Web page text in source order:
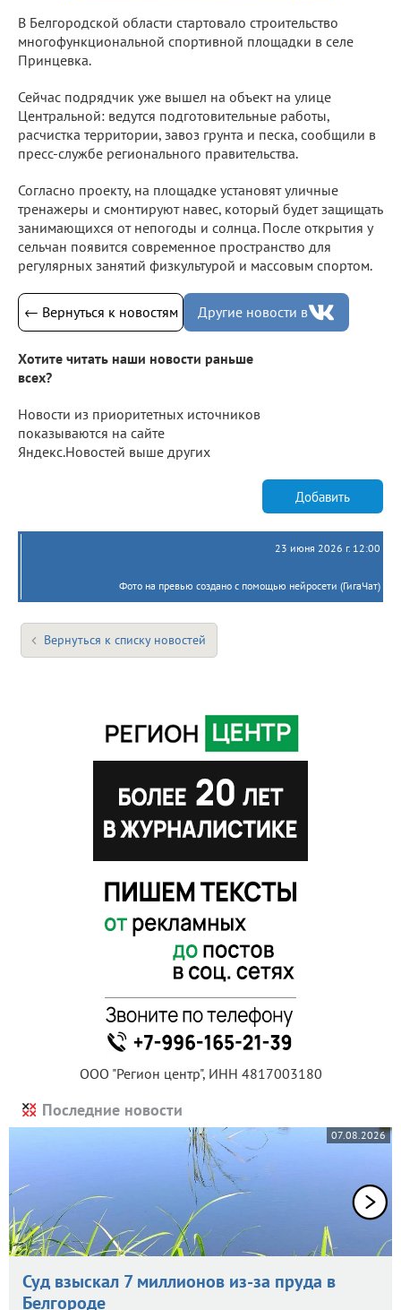
В Белгородской области стартовало строительство
многофункциональной спортивной площадки в селе
Принцевка.
Сейчас подрядчик уже вышел на объект на улице
Центральной: ведутся подготовительные работы,
расчистка территории, завоз грунта и песка, сообщили в
пресс-службе регионального правительства.
Согласно проекту, на площадке установят уличные
тренажеры и смонтируют навес, который будет защищать
занимающихся от непогоды и солнца. После открытия у
сельчан появится современное пространство для
регулярных занятий физкультурой и массовым спортом.
← Вернуться к новостям Другие новости в
Хотите читать наши новости раньше
всех?
Новости из приоритетных источников
показываются на сайте
Яндекс.Новостей выше других
Добавить
23 июня 2026 г. 12:00
Фото на превью создано с помощью нейросети (ГигаЧат)
Вернуться к списку новостей
ООО "Регион центр", ИНН 4817003180
Последние новости
07.08.2026
Суд взыскал 7 миллионов из-за пруда в
Белгороде